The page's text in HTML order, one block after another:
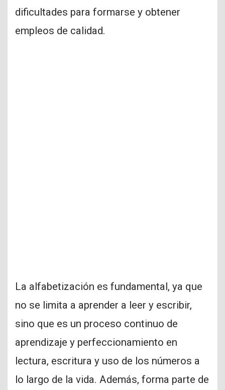
dificultades para formarse y obtener
empleos de calidad.
La alfabetización es fundamental, ya que
no se limita a aprender a leer y escribir,
sino que es un proceso continuo de
aprendizaje y perfeccionamiento en
lectura, escritura y uso de los números a
lo largo de la vida. Además, forma parte de